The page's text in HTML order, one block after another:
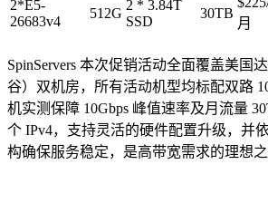
2*E5-
26683v4
512G
2 * 3.84T
SSD
30TB
月​
SpinServers 本次促销活动全面覆盖美国
谷）双机房，所有活动机型均标配双路
机实测保障 10Gbps 峰值速率及月流量
个 IPv4，支持灵活的硬件配置升级，并
构确保服务稳定，是高带宽需求的理想之